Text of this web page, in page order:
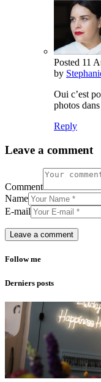
Posted 11
by
Oui c’est
photos
Reply
Leave a comment
Comment
Name
E-mail
Follow me
Derniers posts